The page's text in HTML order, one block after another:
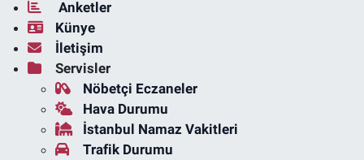
Anketler
Künye
İletişim
Servisler
Nöbetçi Eczaneler
Hava Durumu
İstanbul Namaz Vakitleri
Trafik Durumu